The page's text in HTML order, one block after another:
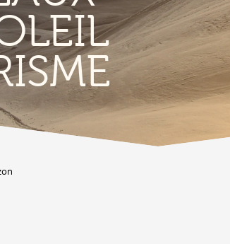
TERRITORIO
Vigneti
Produits et magasins du terroir
Borgo di Conthey
Le chiese
Vestiges gallo-romains d'Ardon
Costruzioni antiche